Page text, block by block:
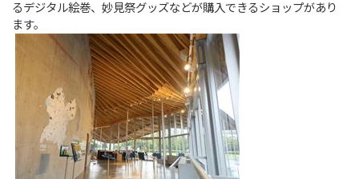
るデジタル絵巻、妙見祭グッズなどが購入できるショップがあり
ます。